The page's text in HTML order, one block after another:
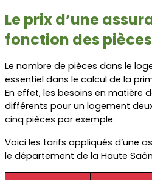
Le prix d’une
fonction des
Le nombre de pièces dans le
essentiel dans le calcul de la
En effet, les besoins en matière
différents pour un logement
cinq pièces par exemple.
Voici les tarifs appliqués d’une
le département de la Haute